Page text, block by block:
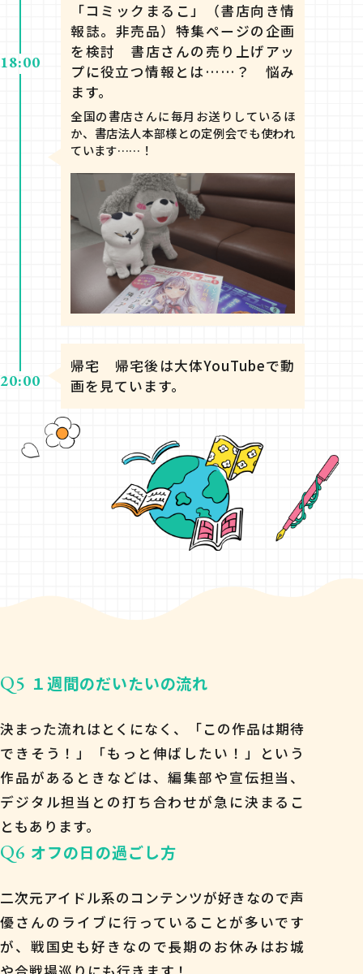
18:00
「コミックまるこ」（書店向き情
報誌。非売品）特集ページの企画
を検討 書店さんの売り上げアッ
プに役立つ情報とは……？ 悩み
ます。
全国の書店さんに毎月お送りしているほ
か、書店法人本部様との定例会でも使われ
ています……！
20:00
帰宅 帰宅後は大体YouTubeで動
画を見ています。
Q5 １週間のだいたいの流れ
決まった流れはとくになく、「この作品は期待
できそう！」「もっと伸ばしたい！」という
作品があるときなどは、編集部や宣伝担当、
デジタル担当との打ち合わせが急に決まるこ
ともあります。
Q6 オフの日の過ごし方
二次元アイドル系のコンテンツが好きなので声
優さんのライブに行っていることが多いです
が、戦国史も好きなので長期のお休みはお城